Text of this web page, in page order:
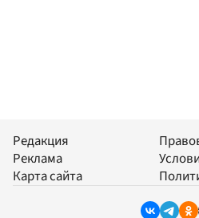
Редакция
Реклама
Карта сайта